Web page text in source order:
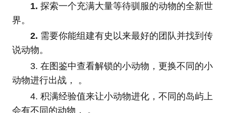
1. 探索一个充满大量等待驯服的动物的全新世
界。
2. 需要你能组建有史以来最好的团队并找到传
说动物。
3. 在图鉴中查看解锁的小动物，更换不同的小
动物进行出战， 。
4. 积满经验值来让小动物进化，不同的岛屿上
会有不同的动物， 。